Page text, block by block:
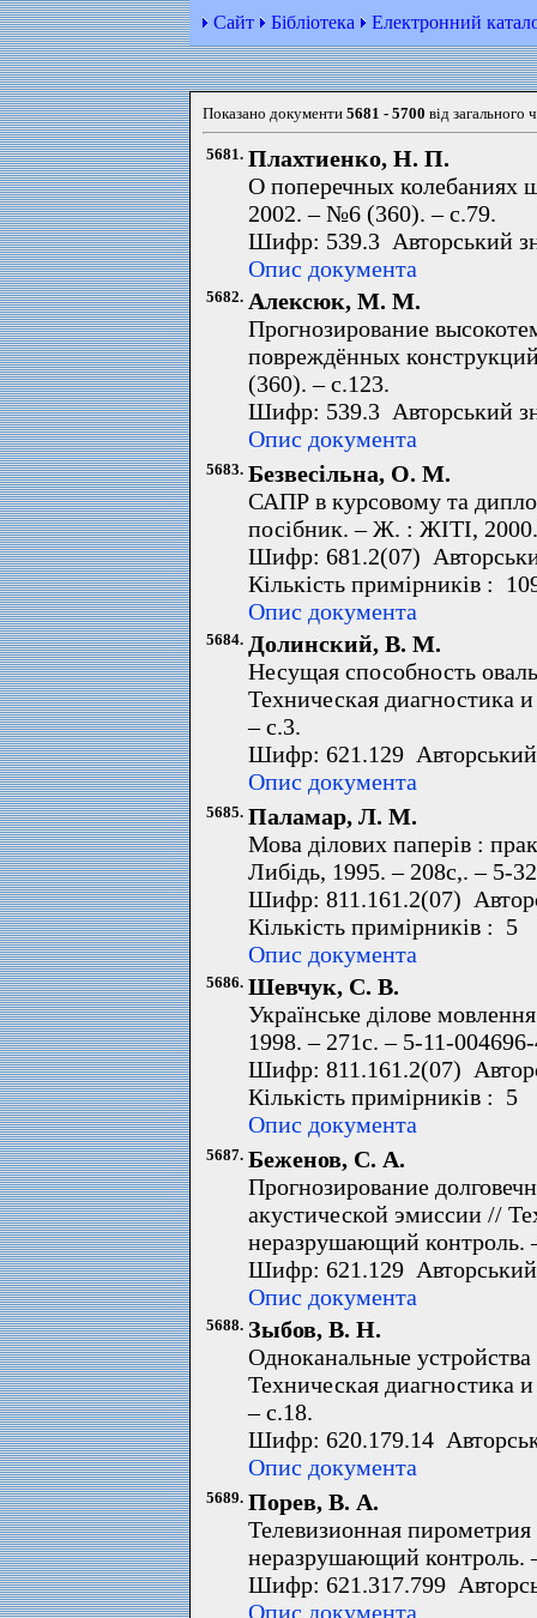
Сайт Бібліотека Електронний
Показано документи 5681 - 5700 від загального
5681. Плахтиенко, Н. П.
О поперечных колебаниях
2002. – №6 (360). – с.79.
Шифр: 539.3 Авторський
Опис документа
5682. Алексюк, М. М.
Прогнозирование
повреждённых
(360). – с.123.
Шифр: 539.3 Авторський
Опис документа
5683. Безвесільна, О. М.
САПР в курсовому та
посібник. – Ж. : ЖІТІ,
Шифр: 681.2(07)
Кількість примірників :
Опис документа
5684. Долинский, В. М.
Несущая способность
Техническая
– с.3.
Шифр: 621.129
Опис документа
5685. Паламар, Л. М.
Мова ділових паперів :
Либідь, 1995. – 208с,. – 5-
Шифр: 811.161.2(07)
Кількість примірників :
Опис документа
5686. Шевчук, С. В.
Українське ділове
1998. – 271с. – 5-11-
Шифр: 811.161.2(07)
Кількість примірників :
Опис документа
5687. Беженов, С. А.
Прогнозирование
акустической эмиссии //
неразрушающий контроль.
Шифр: 621.129 Авторський
Опис документа
5688. Зыбов, В. Н.
Одноканальные устройства
Техническая
– с.18.
Шифр: 620.179.14
Опис документа
5689. Порев, В. А.
Телевизионная
неразрушающий контроль.
Шифр: 621.317.799
Опис документа